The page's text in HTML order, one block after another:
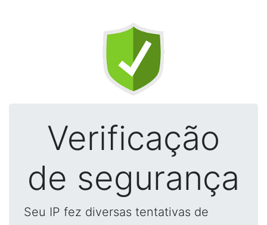
Verificação
de segurança
Seu IP fez diversas tentativas de